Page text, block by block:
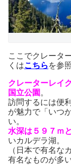
ここでクレータ
くはこちら を参
クレーターレイ
国立公園。
訪問するには便
が魅力で「いつ
い。
水深は５９７ｍ
いカルデラ湖。
（日本で有名な
有名なものが多い